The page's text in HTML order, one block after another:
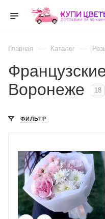
Главная — Каталог —
Воронеже
18
ФИЛЬТР